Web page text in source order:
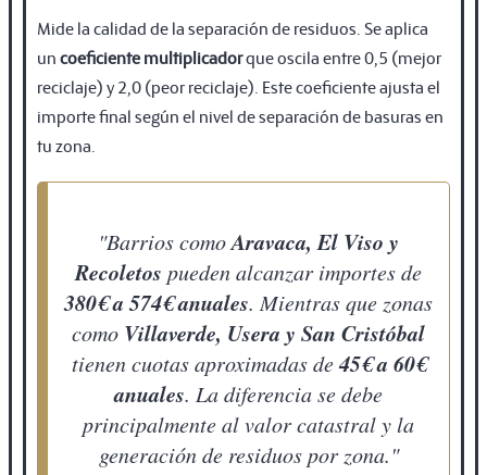
Mide la calidad de la separación de residuos. Se aplica
uncoeficiente multiplicadorque oscila entre 0,5 (mejor
reciclaje) y 2,0 (peor reciclaje). Este coeficiente ajusta el
importe final según el nivel de separación de basuras en
tu zona.
"Barrios comoAravaca, El Viso y
Recoletos pueden alcanzar importes de
380€ a 574€ anuales. Mientras que zonas
como Villaverde, Usera y San Cristóbal
tienen cuotas aproximadas de45€ a 60€
anuales. La diferencia se debe
principalmente al valor catastral y la
generación de residuos por zona."